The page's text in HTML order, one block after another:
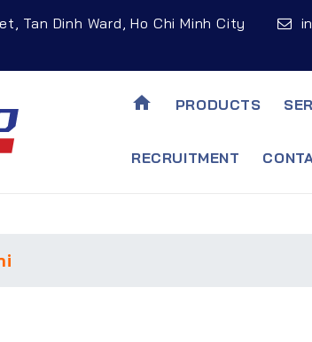
Tan Dinh Ward, Ho Chi Minh City
home PRODUCTS
RECRUITMENT